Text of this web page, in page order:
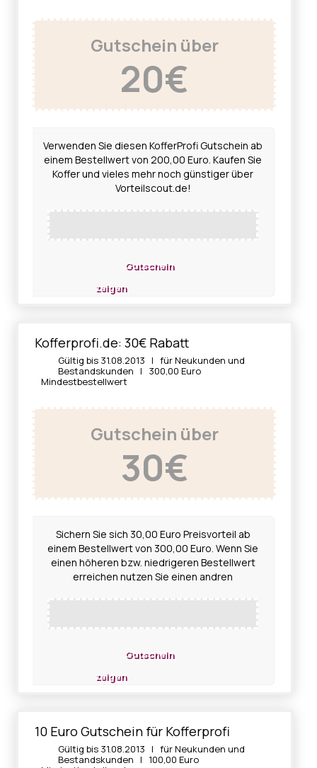
Gutschein über
20€
Verwenden Sie diesen KofferProfi Gutschein ab
einem Bestellwert von 200,00 Euro. Kaufen Sie
Koffer und vieles mehr noch günstiger über
Vorteilscout.de!
Gutschein
zeigen
Kofferprofi.de: 30€ Rabatt
Gültig bis 31.08.2013 | für Neukunden und
Bestandskunden | 300,00 Euro
Mindestbestellwert
Gutschein über
30€
Sichern Sie sich 30,00 Euro Preisvorteil ab
einem Bestellwert von 300,00 Euro. Wenn Sie
einen höheren bzw. niedrigeren Bestellwert
erreichen nutzen Sie einen andren
Gutschein
zeigen
10 Euro Gutschein für Kofferprofi
Gültig bis 31.08.2013 | für Neukunden und
Bestandskunden | 100,00 Euro